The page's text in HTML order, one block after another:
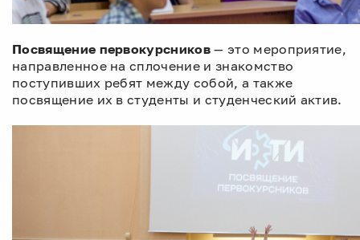
Посвящение первокурсников — это мероприятие,
направленное на сплочение и знакомство
поступивших ребят между собой, а также
посвящение их в студенты и студенческий актив.